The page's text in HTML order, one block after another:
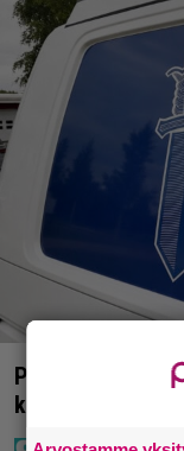
Poliisilla
kauan kestää